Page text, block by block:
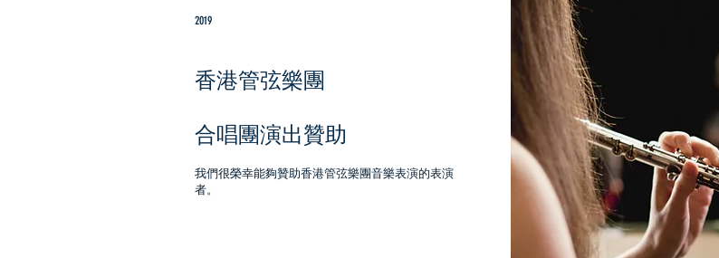
2019
香港管弦樂團
合唱團演出贊助
我們很榮幸能夠贊助香港管弦樂團音樂表演的表演
者。